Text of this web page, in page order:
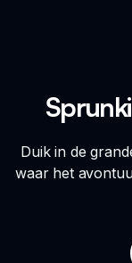
Duik in de
waar het